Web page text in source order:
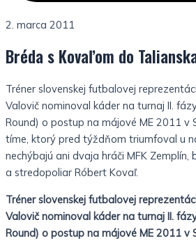
2. marca 2011
Bréda s Kovaľom do
Tréner slovenskej futbalovej
Valovič nominoval káder na turnaj II.
Round) o postup na májové ME 2011 v
tíme, ktorý pred týždňom triumfoval u
nechýbajú ani dvaja hráči MFK Zemplín,
a stredopoliar Róbert Kovaľ.
Tréner slovenskej futbalovej
Valovič nominoval káder na turnaj II.
Round) o postup na májové ME 2011 v